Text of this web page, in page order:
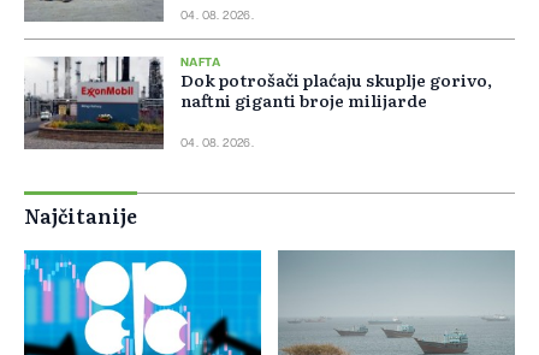
04. 08. 2026.
NAFTA
Dok potrošači plaćaju skuplje gorivo,
naftni giganti broje milijarde
04. 08. 2026.
Najčitanije